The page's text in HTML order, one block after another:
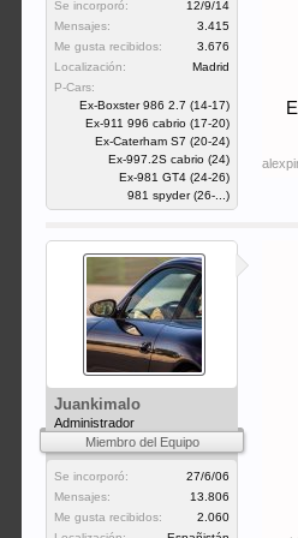
Se incorporó:
12/9/14
Mensajes:
3.415
Me gusta recibidos:
3.676
Localización:
Madrid
P-Cars:
Ex-Boxster 986 2.7 (14-17)
Ex-911 996 cabrio (17-20)
Ex-Caterham S7 (20-24)
Ex-997.2S cabrio (24)
Ex-981 GT4 (24-26)
981 spyder (26-...)
Juankimalo
Administrador
Miembro del Equipo
Se incorporó:
27/6/06
Mensajes:
13.806
Me gusta recibidos:
2.060